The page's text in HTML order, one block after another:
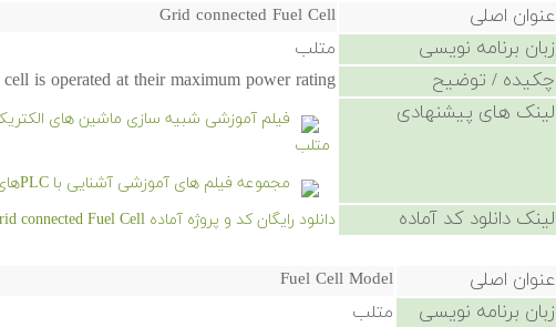
عنوان اصلی Grid connected Fuel Cell
زبان برنامه نویسی متلب
چکیده / توضیح is operated at their maximum power rating
لینک های پیشنهادی
متلب
مجموعه فیلم های آموزشی آشنایی با PLCهای ساخت شرکت های Omron و Keyence
لینک دانلود کد آماده دانلود رایگان کد و پروژه آماده Grid connected Fuel Cell - کلیک کنید.
عنوان اصلی Fuel Cell Model
زبان برنامه نویسی متلب